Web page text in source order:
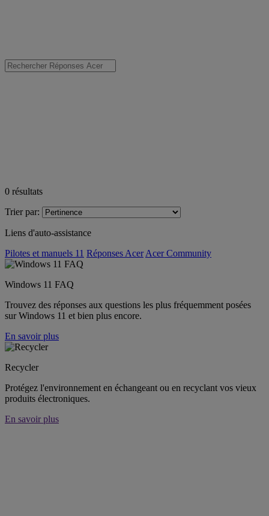
0 résultats
Trier par:
Liens d'auto-assistance
Pilotes et manuels 11 Réponses Acer Acer Community
Windows 11 FAQ
Trouvez des réponses aux questions les plus fréquemment posées
sur Windows 11 et bien plus encore.
En savoir plus
Recycler
Protégez l'environnement en échangeant ou en recyclant vos vieux
produits électroniques.
En savoir plus